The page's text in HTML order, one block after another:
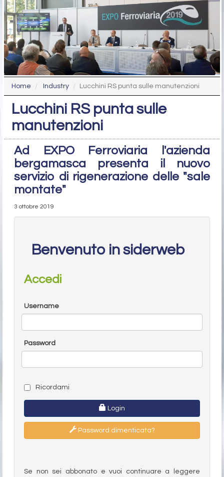
Home Industry Lucchini RS punta sulle manutenzioni
Lucchini RS punta sulle
manutenzioni
Ad EXPO Ferroviaria l'azienda
bergamasca presenta il nuovo
servizio di rigenerazione delle "sale
montate"
3 ottobre 2019
Benvenuto in siderweb
Accedi
Username
Password
Ricordami
Login
Password dimenticata?
Se non sei abbonato e vuoi continuare a leggere